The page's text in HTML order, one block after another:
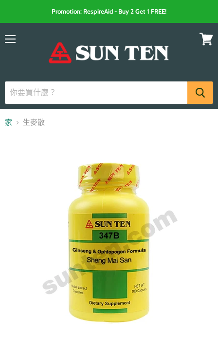
Promotion: RespireAid - Buy 2 Get 1 FREE!
車
家 生麥散